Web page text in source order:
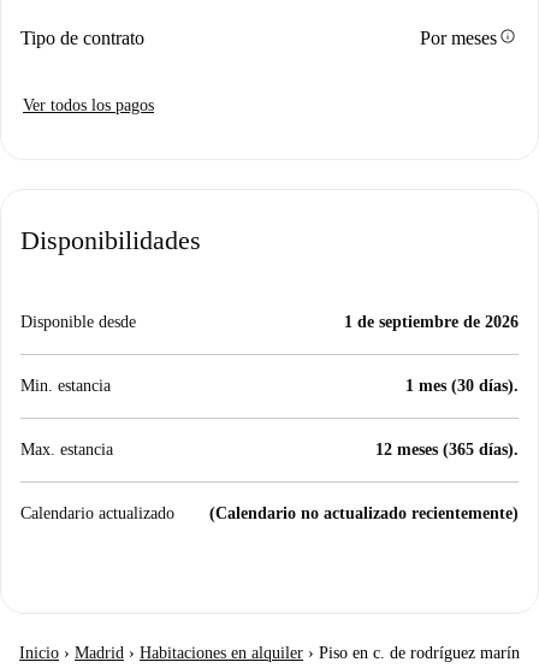
Tipo de contrato Por mesesinfo
Ver todos los pagos
Disponibilidades
Disponible desde 1 de septiembre de 2026
Min. estancia 1 mes (30 días).
Max. estancia 12 meses (365 días).
Calendario actualizado (Calendario no actualizado recientemente)
Inicio › Madrid › Habitaciones en alquiler › Piso en c. de rodríguez marín